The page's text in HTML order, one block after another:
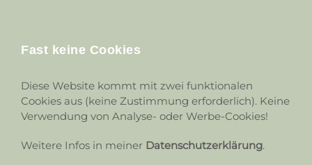
Fast keine Cookies
Diese Website kommt mit zwei funktionalen
Cookies aus (keine Zustimmung erforderlich). Keine
Verwendung von Analyse- oder Werbe-Cookies!
Weitere Infos in meiner Datenschutzerklärung.